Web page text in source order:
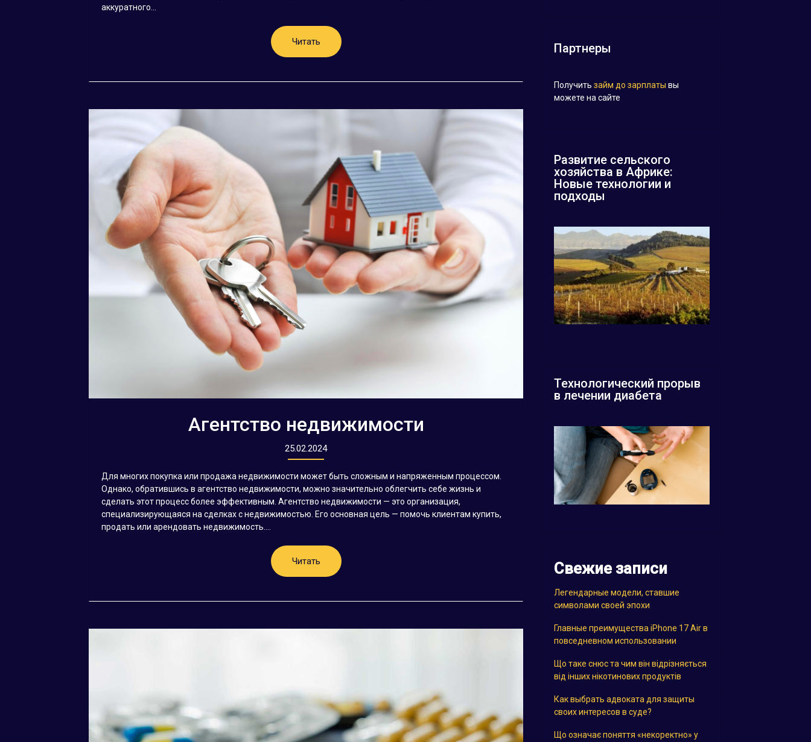
аккуратного...
Читать
Агентство недвижимости
25.02.2024
Для многих покупка или продажа недвижимости может быть сложным и напряженным процессом.
Однако, обратившись в агентство недвижимости, можно значительно облегчить себе жизнь и
сделать этот процесс более эффективным. Агентство недвижимости — это организация,
специализирующаяся на сделках с недвижимостью. Его основная цель — помочь клиентам купить,
продать или арендовать недвижимость....
Читать
Партнеры
Получить займ до зарплаты вы
можете на сайте
Развитие сельского
хозяйства в Африке:
Новые технологии и
подходы
Технологический прорыв
в лечении диабета
Свежие записи
Легендарные модели, ставшие
символами своей эпохи
Главные преимущества iPhone 17 Air в
повседневном использовании
Що таке снюс та чим він відрізняється
від інших нікотинових продуктів
Как выбрать адвоката для защиты
своих интересов в суде?
Що означає поняття «некоректно» у